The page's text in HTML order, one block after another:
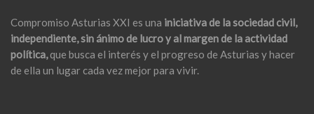
Compromiso Asturias XXI es una iniciativa de la sociedad civil,
independiente, sin ánimo de lucro y al margen de la actividad
política,que busca el interés y el progreso de Asturias y hacer
de ella un lugar cada vez mejor para vivir.